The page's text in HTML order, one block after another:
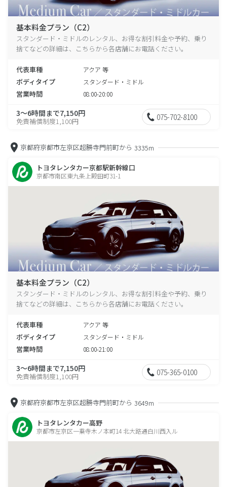
基本料金プラン（C2）
スタンダード・ミドルのレンタル、お得な割引料金や予約、乗り
捨てなどの詳細は、こちらから各店舗にお電話ください。
代表車種 アクア 等
ボディタイプ スタンダード・ミドル
営業時間 08:00-20:00
3～6時間まで7,150円
免責補償制度1,100円 075-702-8100
京都府京都市左京区超勝寺門前町から 3335m
トヨタレンタカー京都駅新幹線口
京都市南区東九条上殿田町31-1
基本料金プラン（C2）
スタンダード・ミドルのレンタル、お得な割引料金や予約、乗り
捨てなどの詳細は、こちらから各店舗にお電話ください。
代表車種 アクア 等
ボディタイプ スタンダード・ミドル
営業時間 08:00-21:00
3～6時間まで7,150円
免責補償制度1,100円 075-365-0100
京都府京都市左京区超勝寺門前町から 3649m
トヨタレンタカー高野
京都市左京区一乗寺木ノ本町14 北大路通白川西入ル